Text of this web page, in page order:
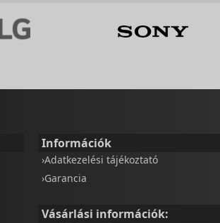
Információk
›Adatkezelési tájékoztató
›Garancia
Vásárlási információk: